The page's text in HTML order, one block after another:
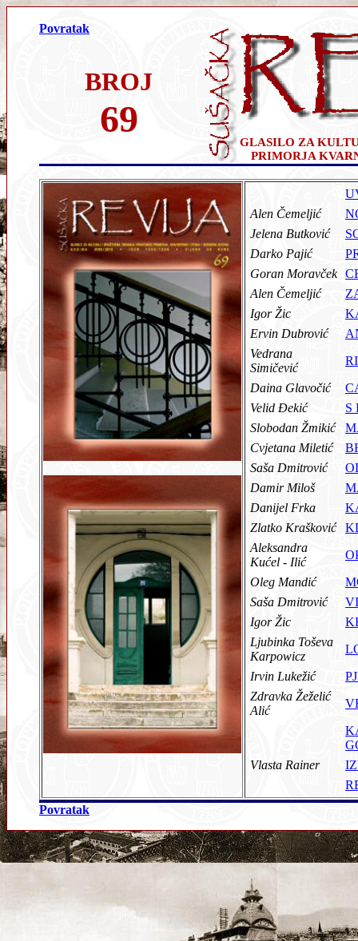
Povratak
GLASILO ZA
PRIMORJA
BROJ
69
Alen Čemeljić
Jelena Butković
Darko Pajić
Goran Moravček
Alen Čemeljić
Igor Žic
Ervin Dubrović
Vedrana
Simičević
Daina Glavočić
Velid Đekić
S
Slobodan Žmikić
Cvjetana Miletić
Saša Dmitrović
Damir Miloš
Danijel Frka
Zlatko Krašković
Aleksandra
Kućel - Ilić
Oleg Mandić
Saša Dmitrović
Igor Žic
Ljubinka Toševa
Karpowicz
Irvin Lukežić
Zdravka Žeželić
Alić
Vlasta Rainer
Povratak